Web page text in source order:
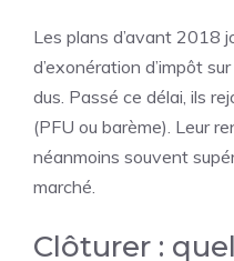
Les plans d’avant 2018
d’exonération d’impôt
dus. Passé ce délai, ils
(PFU ou barème). Leur
néanmoins souvent
marché.
Clôturer :